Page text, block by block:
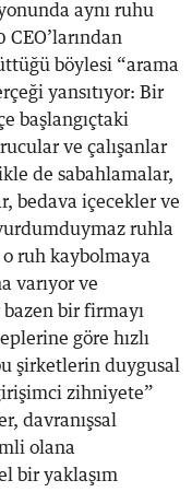
aynı ruhu
böylesi “arama
yansıtıyor: Bir
başlangıçtaki
ve çalışanlar
de sabahlamalar,
bedava içecekler ve
ruhla
o ruh kaybolmaya
varıyor ve
bazen bir firmayı
göre hızlı
şirketlerin duygusal
zihniyete”
davranışsal
olana
bir yaklaşım